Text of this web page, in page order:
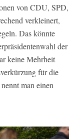
von CDU, SPD,
verkleinert,
Das könnte
der
keine Mehrheit
für die
man einen